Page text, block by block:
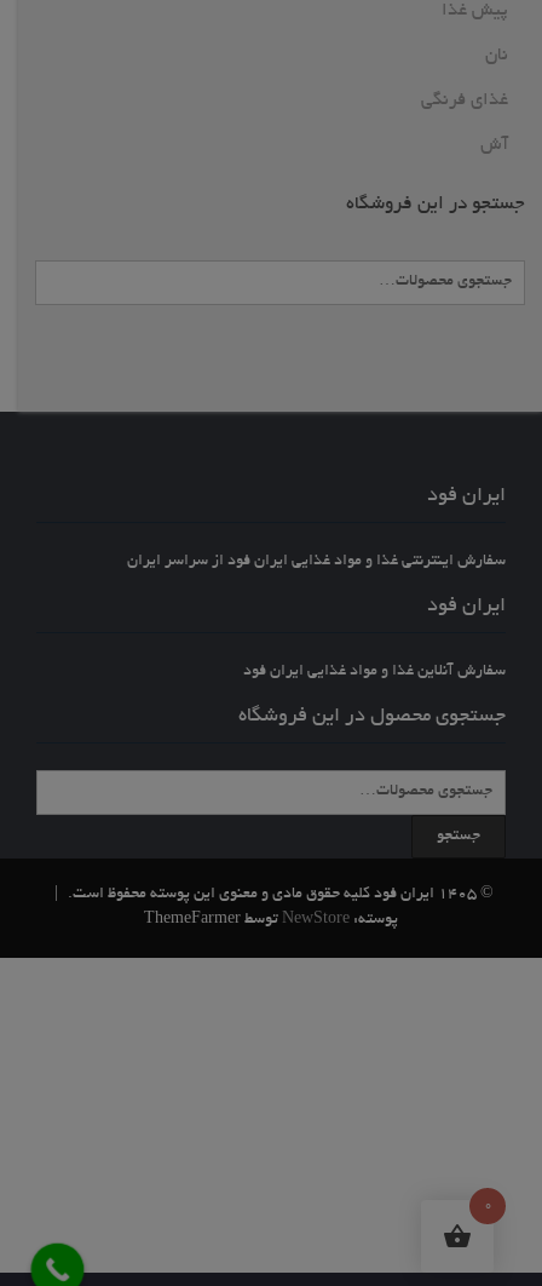
پیش غذا
نان
غذای فرنگی
آش
جستجو در این فروشگاه
ایران فود
سفارش اینترنتی غذا و مواد غذایی ایران فود از سراسر ایران
ایران فود
سفارش آنلاین غذا و مواد غذایی ایران فود
جستجوی محصول در این فروشگاه
جستجو
© 1405 ایران فود کلیه حقوق مادی و معنوی این پوسته محفوظ است.
پوسته: NewStore توسط ThemeFarmer
0